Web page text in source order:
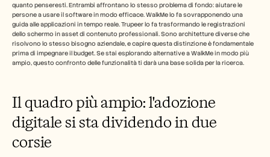
quanto penseresti. Entrambi affrontano lo stesso problema di fondo: aiutare le
persone a usare il software in modo efficace. WalkMe lo fa sovrapponendo una
guida alle applicazioni in tempo reale. Trupeer lo fa trasformando le registrazioni
dello schermo in asset di contenuto professionali. Sono architetture diverse che
risolvono lo stesso bisogno aziendale, e capire questa distinzione è fondamentale
prima di impegnare il budget. Se stai esplorando alternative a WalkMe in modo più
ampio, questo confronto delle funzionalità ti darà una base solida per la ricerca.
Il quadro più ampio: l'adozione
digitale si sta dividendo in due
corsie